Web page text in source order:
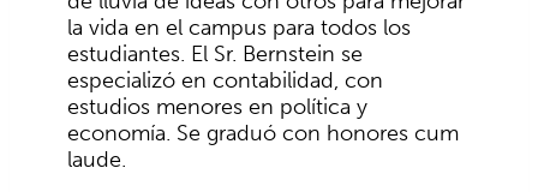
la vida en el campus para todos los
estudiantes. El Sr. Bernstein se
especializó en contabilidad, con
estudios menores en política y
economía. Se graduó con honores cum
laude.